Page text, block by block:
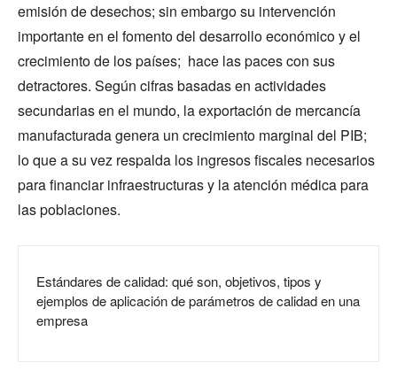
emisión de desechos; sin embargo su intervención
importante en el fomento del desarrollo económico y el
crecimiento de los países; hace las paces con sus
detractores. Según cifras basadas en actividades
secundarias en el mundo, la exportación de mercancía
manufacturada genera un crecimiento marginal del PIB;
lo que a su vez respalda los ingresos fiscales necesarios
para financiar infraestructuras y la atención médica para
las poblaciones.
Estándares de calidad: qué son, objetivos, tipos y
ejemplos de aplicación de parámetros de calidad en una
empresa